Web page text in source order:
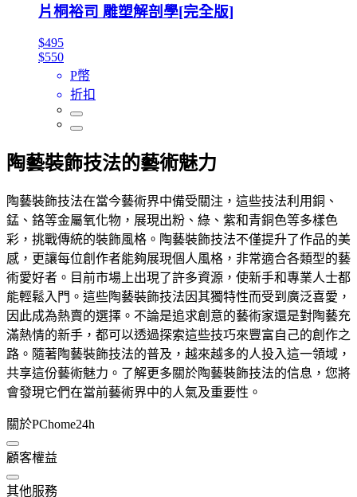
片桐裕司 雕塑解剖學[完全版]
$495
$550
P幣
折扣
陶藝裝飾技法的藝術魅力
陶藝裝飾技法在當今藝術界中備受關注，這些技法利用銅、
錳、鉻等金屬氧化物，展現出粉、綠、紫和青銅色等多樣色
彩，挑戰傳統的裝飾風格。陶藝裝飾技法不僅提升了作品的美
感，更讓每位創作者能夠展現個人風格，非常適合各類型的藝
術愛好者。目前市場上出現了許多資源，使新手和專業人士都
能輕鬆入門。這些陶藝裝飾技法因其獨特性而受到廣泛喜愛，
因此成為熱賣的選擇。不論是追求創意的藝術家還是對陶藝充
滿熱情的新手，都可以透過探索這些技巧來豐富自己的創作之
路。隨著陶藝裝飾技法的普及，越來越多的人投入這一領域，
共享這份藝術魅力。了解更多關於陶藝裝飾技法的信息，您將
會發現它們在當前藝術界中的人氣及重要性。
關於PChome24h
顧客權益
其他服務